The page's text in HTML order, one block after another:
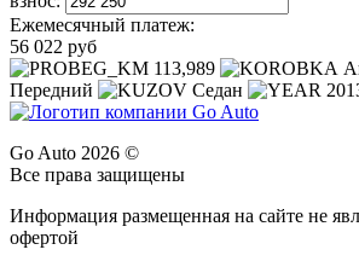
Ежемесячный платеж:
56 022 руб
113,989
Передний
Седан
Go Auto 2026 ©
Все права защищены
Информация размещенная на сайте не
офертой